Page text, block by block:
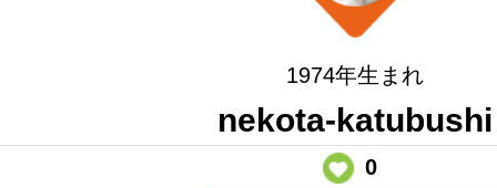
1974年生まれ
nekota-katubushi
0